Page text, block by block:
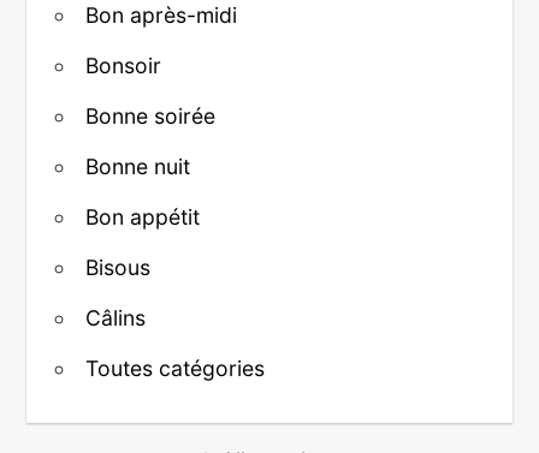
Bon après-midi
Bonsoir
Bonne soirée
Bonne nuit
Bon appétit
Bisous
Câlins
Toutes catégories